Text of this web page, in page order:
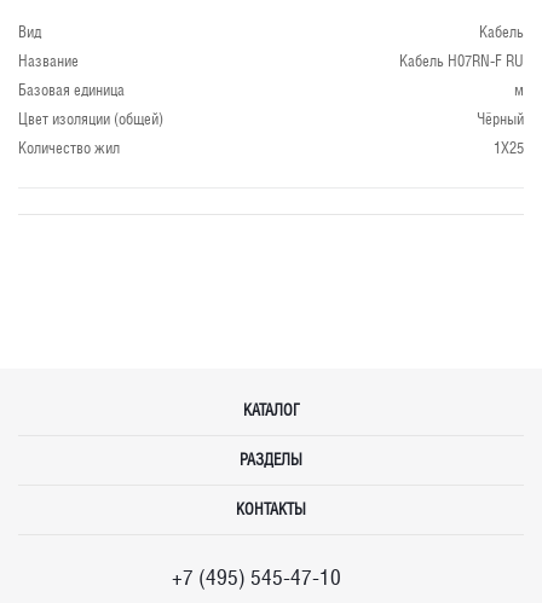
Вид
Кабель
Название
Кабель H07RN-F RU
Базовая единица
м
Цвет изоляции (общей)
Чёрный
Количество жил
1X25
КАТАЛОГ
РАЗДЕЛЫ
КОНТАКТЫ
+7 (495) 545-47-10